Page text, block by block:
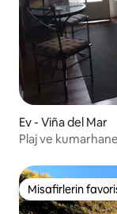
Ev - Viña del Mar
Plaj ve
Misafirlerin
Misafirlerin